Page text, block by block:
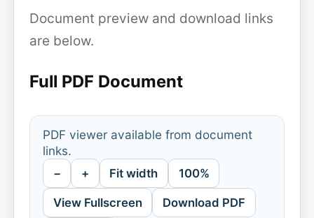
Document preview and download links
are below.
Full PDF Document
PDF viewer available from document
links.
− + Fit width 100%
View Fullscreen Download PDF